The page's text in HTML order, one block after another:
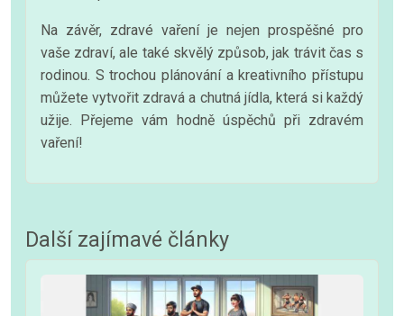
Na závěr, zdravé vaření je nejen prospěšné pro
vaše zdraví, ale také skvělý způsob, jak trávit čas s
rodinou. S trochou plánování a kreativního přístupu
můžete vytvořit zdravá a chutná jídla, která si každý
užije. Přejeme vám hodně úspěchů při zdravém
vaření!
Další zajímavé články